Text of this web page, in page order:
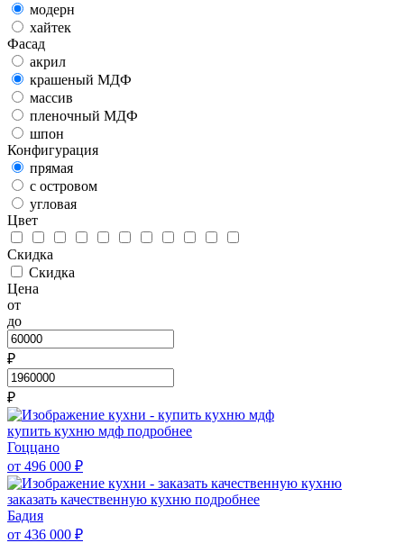
модерн
хайтек
Фасад
акрил
крашеный МДФ
массив
пленочный МДФ
шпон
Конфигурация
прямая
с островом
угловая
Цвет
Скидка
Скидка
Цена
от
до
₽
₽
купить кухню мдф подробнее
Гоццано
от 496 000 ₽
заказать качественную кухню подробнее
Бадия
от 436 000 ₽